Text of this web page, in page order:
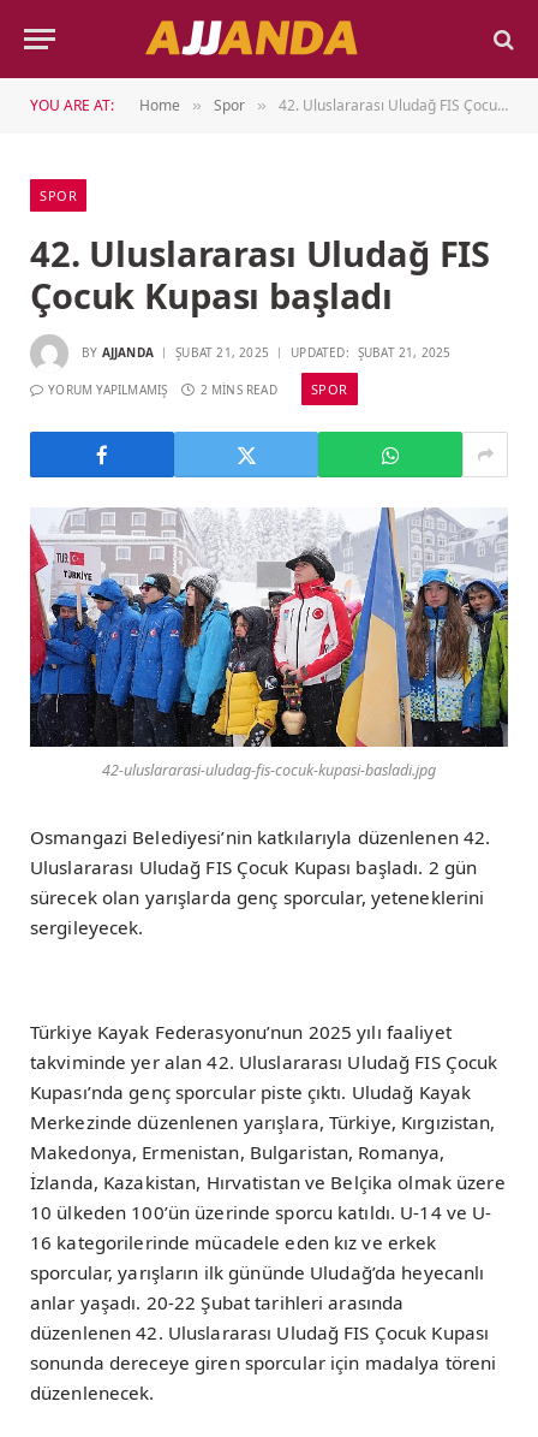
YOU ARE AT: Home » Spor » 42. Uluslararası Uludağ FIS Çocuk Kupası başladı
SPOR
42. Uluslararası Uludağ FIS
Çocuk Kupası başladı
BY AJJANDA ŞUBAT 21, 2025 UPDATED: ŞUBAT 21, 2025
YORUM YAPILMAMIŞ 2 MINS READ SPOR
42-uluslararasi-uludag-fis-cocuk-kupasi-basladi.jpg
Osmangazi Belediyesi’nin katkılarıyla düzenlenen 42.
Uluslararası Uludağ FIS Çocuk Kupası başladı. 2 gün
sürecek olan yarışlarda genç sporcular, yeteneklerini
sergileyecek.
Türkiye Kayak Federasyonu’nun 2025 yılı faaliyet
takviminde yer alan 42. Uluslararası Uludağ FIS Çocuk
Kupası’nda genç sporcular piste çıktı. Uludağ Kayak
Merkezinde düzenlenen yarışlara, Türkiye, Kırgızistan,
Makedonya, Ermenistan, Bulgaristan, Romanya,
İzlanda, Kazakistan, Hırvatistan ve Belçika olmak üzere
10 ülkeden 100’ün üzerinde sporcu katıldı. U-14 ve U-
16 kategorilerinde mücadele eden kız ve erkek
sporcular, yarışların ilk gününde Uludağ’da heyecanlı
anlar yaşadı. 20-22 Şubat tarihleri arasında
düzenlenen 42. Uluslararası Uludağ FIS Çocuk Kupası
sonunda dereceye giren sporcular için madalya töreni
düzenlenecek.